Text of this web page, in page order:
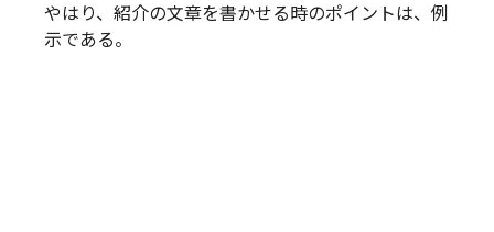
やはり、紹介の文章を書かせる時のポイントは、例
示である。